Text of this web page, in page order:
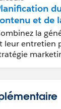
et de
la
leur entretien